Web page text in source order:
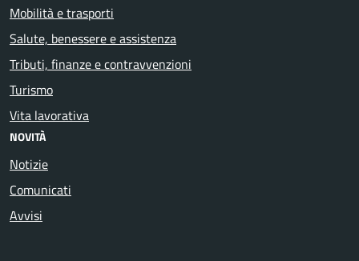
Mobilità e trasporti
Salute, benessere e assistenza
Tributi, finanze e contravvenzioni
Turismo
Vita lavorativa
NOVITÀ
Notizie
Comunicati
Avvisi